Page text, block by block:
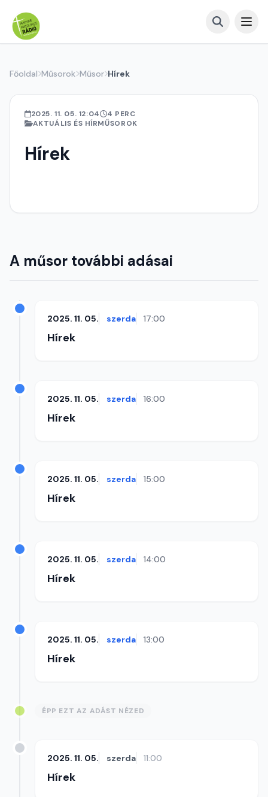
Főoldal Műsorok Műsor Hírek
2025. 11. 05. 12:04
4 PERC
AKTUÁLIS ÉS HÍRMŰSOROK
Hírek
A műsor további adásai
2025. 11. 05. szerda 17:00
Hírek
2025. 11. 05. szerda 16:00
Hírek
2025. 11. 05. szerda 15:00
Hírek
2025. 11. 05. szerda 14:00
Hírek
2025. 11. 05. szerda 13:00
Hírek
ÉPP EZT AZ ADÁST NÉZED
2025. 11. 05. szerda 11:00
Hírek